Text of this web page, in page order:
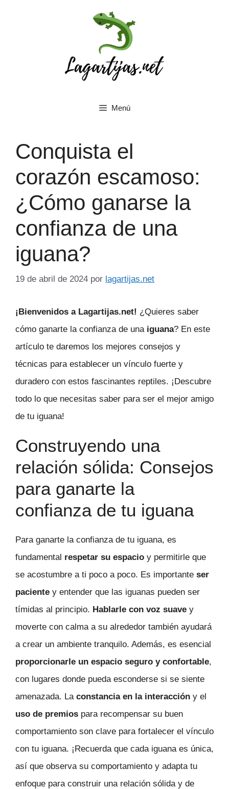
Menú
Conquista el
corazón escamoso:
¿Cómo ganarse la
confianza de una
iguana?
19 de abril de 2024 por lagartijas.net
¡Bienvenidos a Lagartijas.net! ¿Quieres saber
cómo ganarte la confianza de una iguana? En este
artículo te daremos los mejores consejos y
técnicas para establecer un vínculo fuerte y
duradero con estos fascinantes reptiles. ¡Descubre
todo lo que necesitas saber para ser el mejor amigo
de tu iguana!
Construyendo una
relación sólida: Consejos
para ganarte la
confianza de tu iguana
Para ganarte la confianza de tu iguana, es
fundamental respetar su espacio y permitirle que
se acostumbre a ti poco a poco. Es importante ser
paciente y entender que las iguanas pueden ser
tímidas al principio. Hablarle con voz suave y
moverte con calma a su alrededor también ayudará
a crear un ambiente tranquilo. Además, es esencial
proporcionarle un espacio seguro y confortable,
con lugares donde pueda esconderse si se siente
amenazada. La constancia en la interacción y el
uso de premios para recompensar su buen
comportamiento son clave para fortalecer el vínculo
con tu iguana. ¡Recuerda que cada iguana es única,
así que observa su comportamiento y adapta tu
enfoque para construir una relación sólida y de